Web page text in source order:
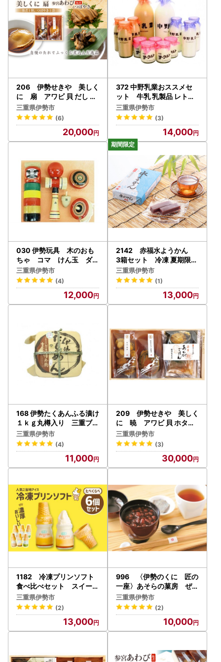
206 伊勢せきや 美しく
に 扇 アワビ 貝 だし つ
ぼやき ギフト 自宅
三重県伊勢市
(6)
20,000
372 中野乳業おススメセ
ット 牛乳 乳製品 レトロ
コーヒー 牛乳 低温殺菌 昔
ながら ヨーグルト 85℃ 1
5分 伊勢ブランド 大容量
三重県伊勢市
(3)
14,000
030 伊勢玩具 木のおも
ちゃ コマ けん玉 ダル
マ落とし ヨーヨー
三重県伊勢市
(4)
12,000
2142 赤福水ようかん
3箱セット 冷凍 夏期限定
スイーツ 餡 お菓子 和菓子
伊勢市
三重県伊勢市
(1)
13,000
168 伊勢たくあんふる漬け
１ｋｇ丸樽入り 三重ブラ
ンド 昔ながらの製法 御
園大根 発酵食品 伊勢の
地 ギフト 贈り物
三重県伊勢市
(4)
11,000
209 伊勢せきや 美しく
に 暁 アワビ 貝 ホタテ
炊きこみごはん ギフト 自
宅
三重県伊勢市
(3)
30,000
1182 冷凍プリンソフト
食べ比べセット スイーツ
お菓子 伊勢志摩 瓶入り デ
ザート 洋菓子 おやつ カラ
メル アイスクリーム ギフ
三重県伊勢市
(2)
13,000
996 〈伊勢のくに 匠の
一座〉あそらの菓房 ぜん
ざいさん（6袋入） 自家
製 小豆 雅 スイーツ あんこ
甘味 甘さひかえめ 手作り
三重県伊勢市
(2)
10,000